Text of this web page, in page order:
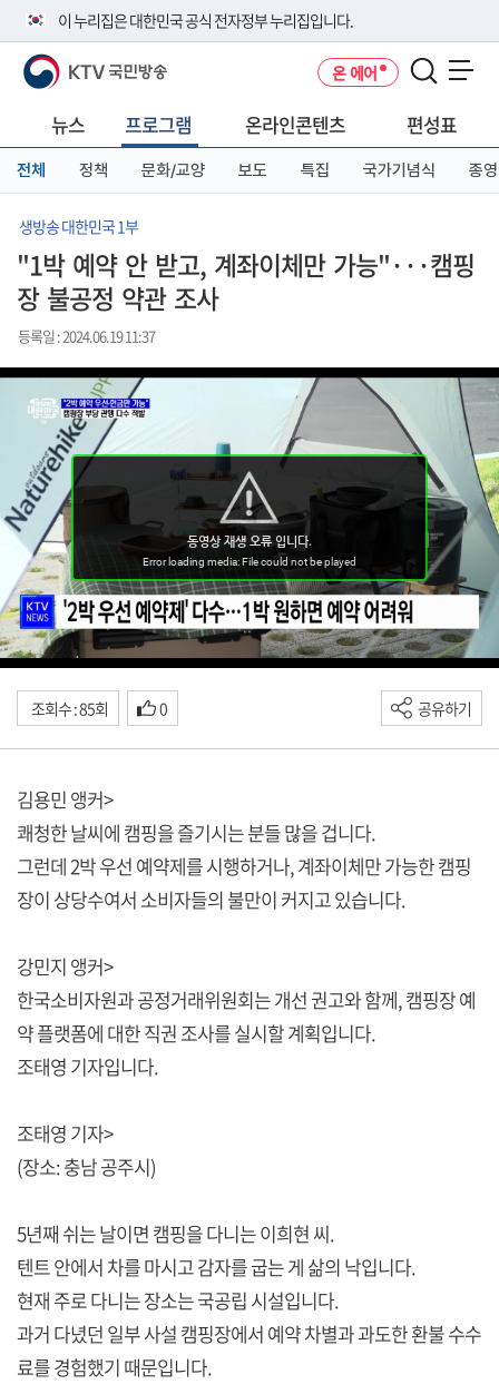
이 누리집은 대한민국 공식 전자정부 누리집입니다.
공식 누리집 주소 확인하기
니다.
이밖에 or.kr 또는 .kr등 다른 도메인 주소를 사용하고 있다면 아래 URL에
서 도메인 주소를 확인해 보세요
KTV 국민방송 온 에어
뉴스 프로그램 온라인콘텐츠 편성표
전체 정책 문화/교양 보도 특집 국가기념식 종영
생방송 대한민국 1부
"1박 예약 안 받고, 계좌이체만 가능"···캠핑
장 불공정 약관 조사
등록일 : 2024.06.19 11:37
조회수 : 85회 0 공유하기
김용민 앵커>
쾌청한 날씨에 캠핑을 즐기시는 분들 많을 겁니다.
그런데 2박 우선 예약제를 시행하거나, 계좌이체만 가능한 캠핑
장이 상당수여서 소비자들의 불만이 커지고 있습니다.
강민지 앵커>
한국소비자원과 공정거래위원회는 개선 권고와 함께, 캠핑장 예
약 플랫폼에 대한 직권 조사를 실시할 계획입니다.
조태영 기자입니다.
조태영 기자>
(장소: 충남 공주시)
5년째 쉬는 날이면 캠핑을 다니는 이희현 씨.
텐트 안에서 차를 마시고 감자를 굽는 게 삶의 낙입니다.
현재 주로 다니는 장소는 국공립 시설입니다.
과거 다녔던 일부 사설 캠핑장에서 예약 차별과 과도한 환불 수수
료를 경험했기 때문입니다.